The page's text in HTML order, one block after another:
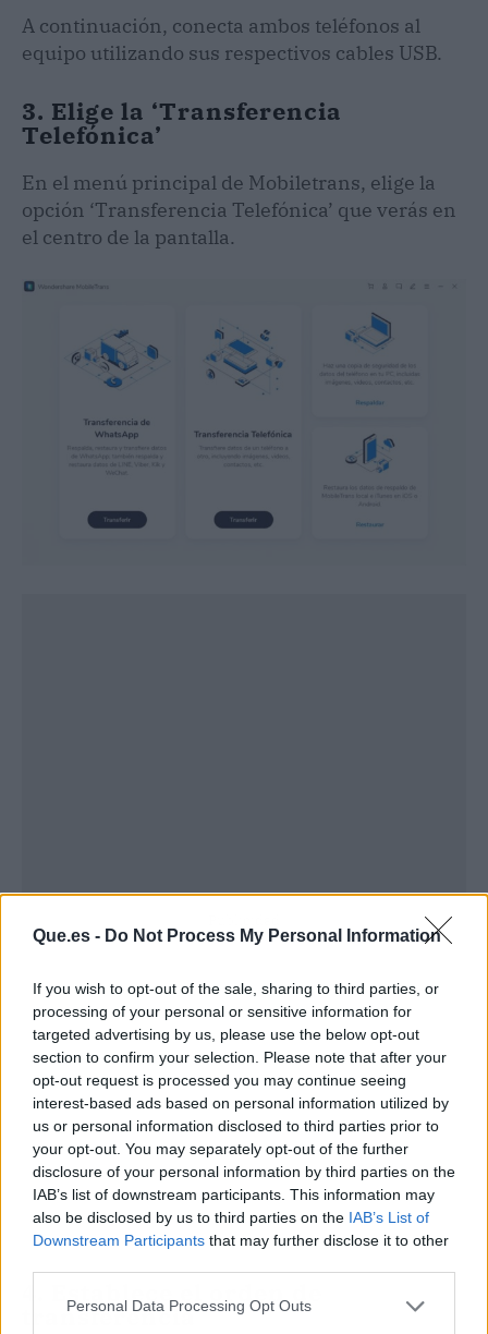
Que.es - Do Not Process My Personal Information
If you wish to opt-out of the sale, sharing to third parties, or
processing of your personal or sensitive information for
targeted advertising by us, please use the below opt-out
section to confirm your selection. Please note that after your
opt-out request is processed you may continue seeing
interest-based ads based on personal information utilized by
us or personal information disclosed to third parties prior to
your opt-out. You may separately opt-out of the further
disclosure of your personal information by third parties on the
IAB’s list of downstream participants. This information may
also be disclosed by us to third parties on the IAB’s List of
Downstream Participants that may further disclose it to other
Personal Data Processing Opt Outs
A continuación, conecta ambos teléfonos al
equipo utilizando sus respectivos cables USB.
3. Elige la ‘Transferencia
Telefónica’
En el menú principal de Mobiletrans, elige la
opción ‘Transferencia Telefónica’ que verás en
el centro de la pantalla.
4. Establece el orden de
transferencia